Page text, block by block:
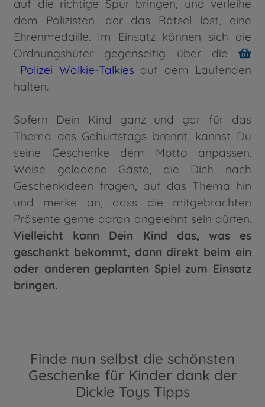
auf die richtige Spur bringen, und verleihe
dem Polizisten, der das Rätsel löst, eine
Ehrenmedaille. Im Einsatz können sich die
Ordnungshüter gegenseitig über die
Polizei Walkie-Talkies auf dem Laufenden
halten.
Sofern Dein Kind ganz und gar für das
Thema des Geburtstags brennt, kannst Du
seine Geschenke dem Motto anpassen.
Weise geladene Gäste, die Dich nach
Geschenkideen fragen, auf das Thema hin
und merke an, dass die mitgebrachten
Präsente gerne daran angelehnt sein dürfen.
Vielleicht kann Dein Kind das, was es
geschenkt bekommt, dann direkt beim ein
oder anderen geplanten Spiel zum Einsatz
bringen.
Finde nun selbst die schönsten
Geschenke für Kinder dank der
Dickie Toys Tipps